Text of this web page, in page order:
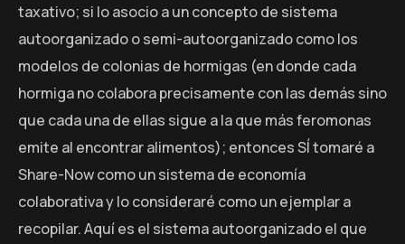
taxativo; si lo asocio a un concepto de sistema
autoorganizado o semi-autoorganizado como los
modelos de colonias de hormigas (en donde cada
hormiga no colabora precisamente con las demás sino
que cada una de ellas sigue a la que más feromonas
emite al encontrar alimentos); entonces SÍ tomaré a
Share-Now como un sistema de economía
colaborativa y lo consideraré como un ejemplar a
recopilar. Aquí es el sistema autoorganizado el que